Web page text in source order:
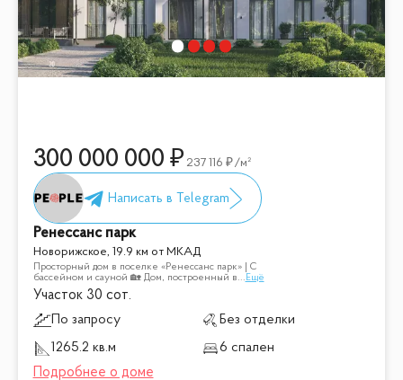
300 000 000 237 116 /м²
Ренессанс парк
Новорижское, 19.9 км от МКАД
Просторный дом в поселке «Ренессанс парк» | С
бассейном и сауной 🏡 Дом, построенный в... Ещё
Участок 30 сот.
По запросу
Без отделки
1265.2 кв.м
6 спален